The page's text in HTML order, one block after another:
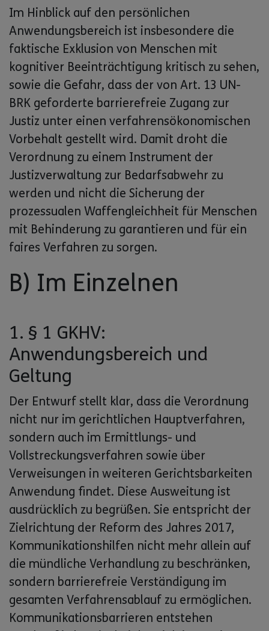
Im Hinblick auf den persönlichen
Anwendungsbereich ist insbesondere die
faktische Exklusion von Menschen mit
kognitiver Beeinträchtigung kritisch zu sehen,
sowie die Gefahr, dass der von Art. 13 UN-
BRK geforderte barrierefreie Zugang zur
Justiz unter einen verfahrensökonomischen
Vorbehalt gestellt wird. Damit droht die
Verordnung zu einem Instrument der
Justizverwaltung zur Bedarfsabwehr zu
werden und nicht die Sicherung der
prozessualen Waffengleichheit für Menschen
mit Behinderung zu garantieren und für ein
faires Verfahren zu sorgen.
B) Im Einzelnen
1. § 1 GKHV:
Anwendungsbereich und
Geltung
Der Entwurf stellt klar, dass die Verordnung
nicht nur im gerichtlichen Hauptverfahren,
sondern auch im Ermittlungs- und
Vollstreckungsverfahren sowie über
Verweisungen in weiteren Gerichtsbarkeiten
Anwendung findet. Diese Ausweitung ist
ausdrücklich zu begrüßen. Sie entspricht der
Zielrichtung der Reform des Jahres 2017,
Kommunikationshilfen nicht mehr allein auf
die mündliche Verhandlung zu beschränken,
sondern barrierefreie Verständigung im
gesamten Verfahrensablauf zu ermöglichen.
Kommunikationsbarrieren entstehen